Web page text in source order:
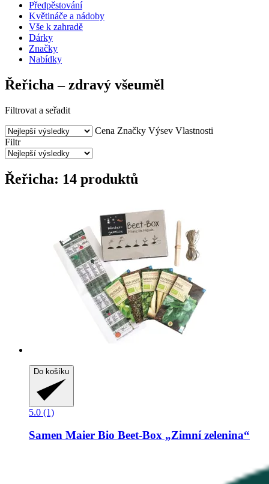
Předpěstování
Květináče a nádoby
Vše k zahradě
Dárky
Značky
Nabídky
Řeřicha – zdravý všeuměl
Filtrovat a seřadit
Cena Značky Výsev Vlastnosti
Filtr
Řeřicha: 14 produktů
Do košíku
5.0 (1)
Samen Maier Bio Beet-​Box „Zimní zelenina“